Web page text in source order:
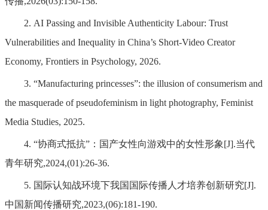
2. AI Passing and Invisible Authenticity Labour: Trust
Vulnerabilities and Inequality in China’s Short-Video Creator
Economy, Frontiers in Psychology, 2026.
3. “Manufacturing princesses”: the illusion of consumerism and
the masquerade of pseudofeminism in light photography, Feminist
Media Studies, 2025.
4. “协商式抵抗”：国产女性向游戏中的女性形象[J].当代
青年研究,2024,(01):26-36.
5. 国际认知战环境下我国国际传播人才培养创新研究[J].
中国新闻传播研究,2023,(06):181-190.